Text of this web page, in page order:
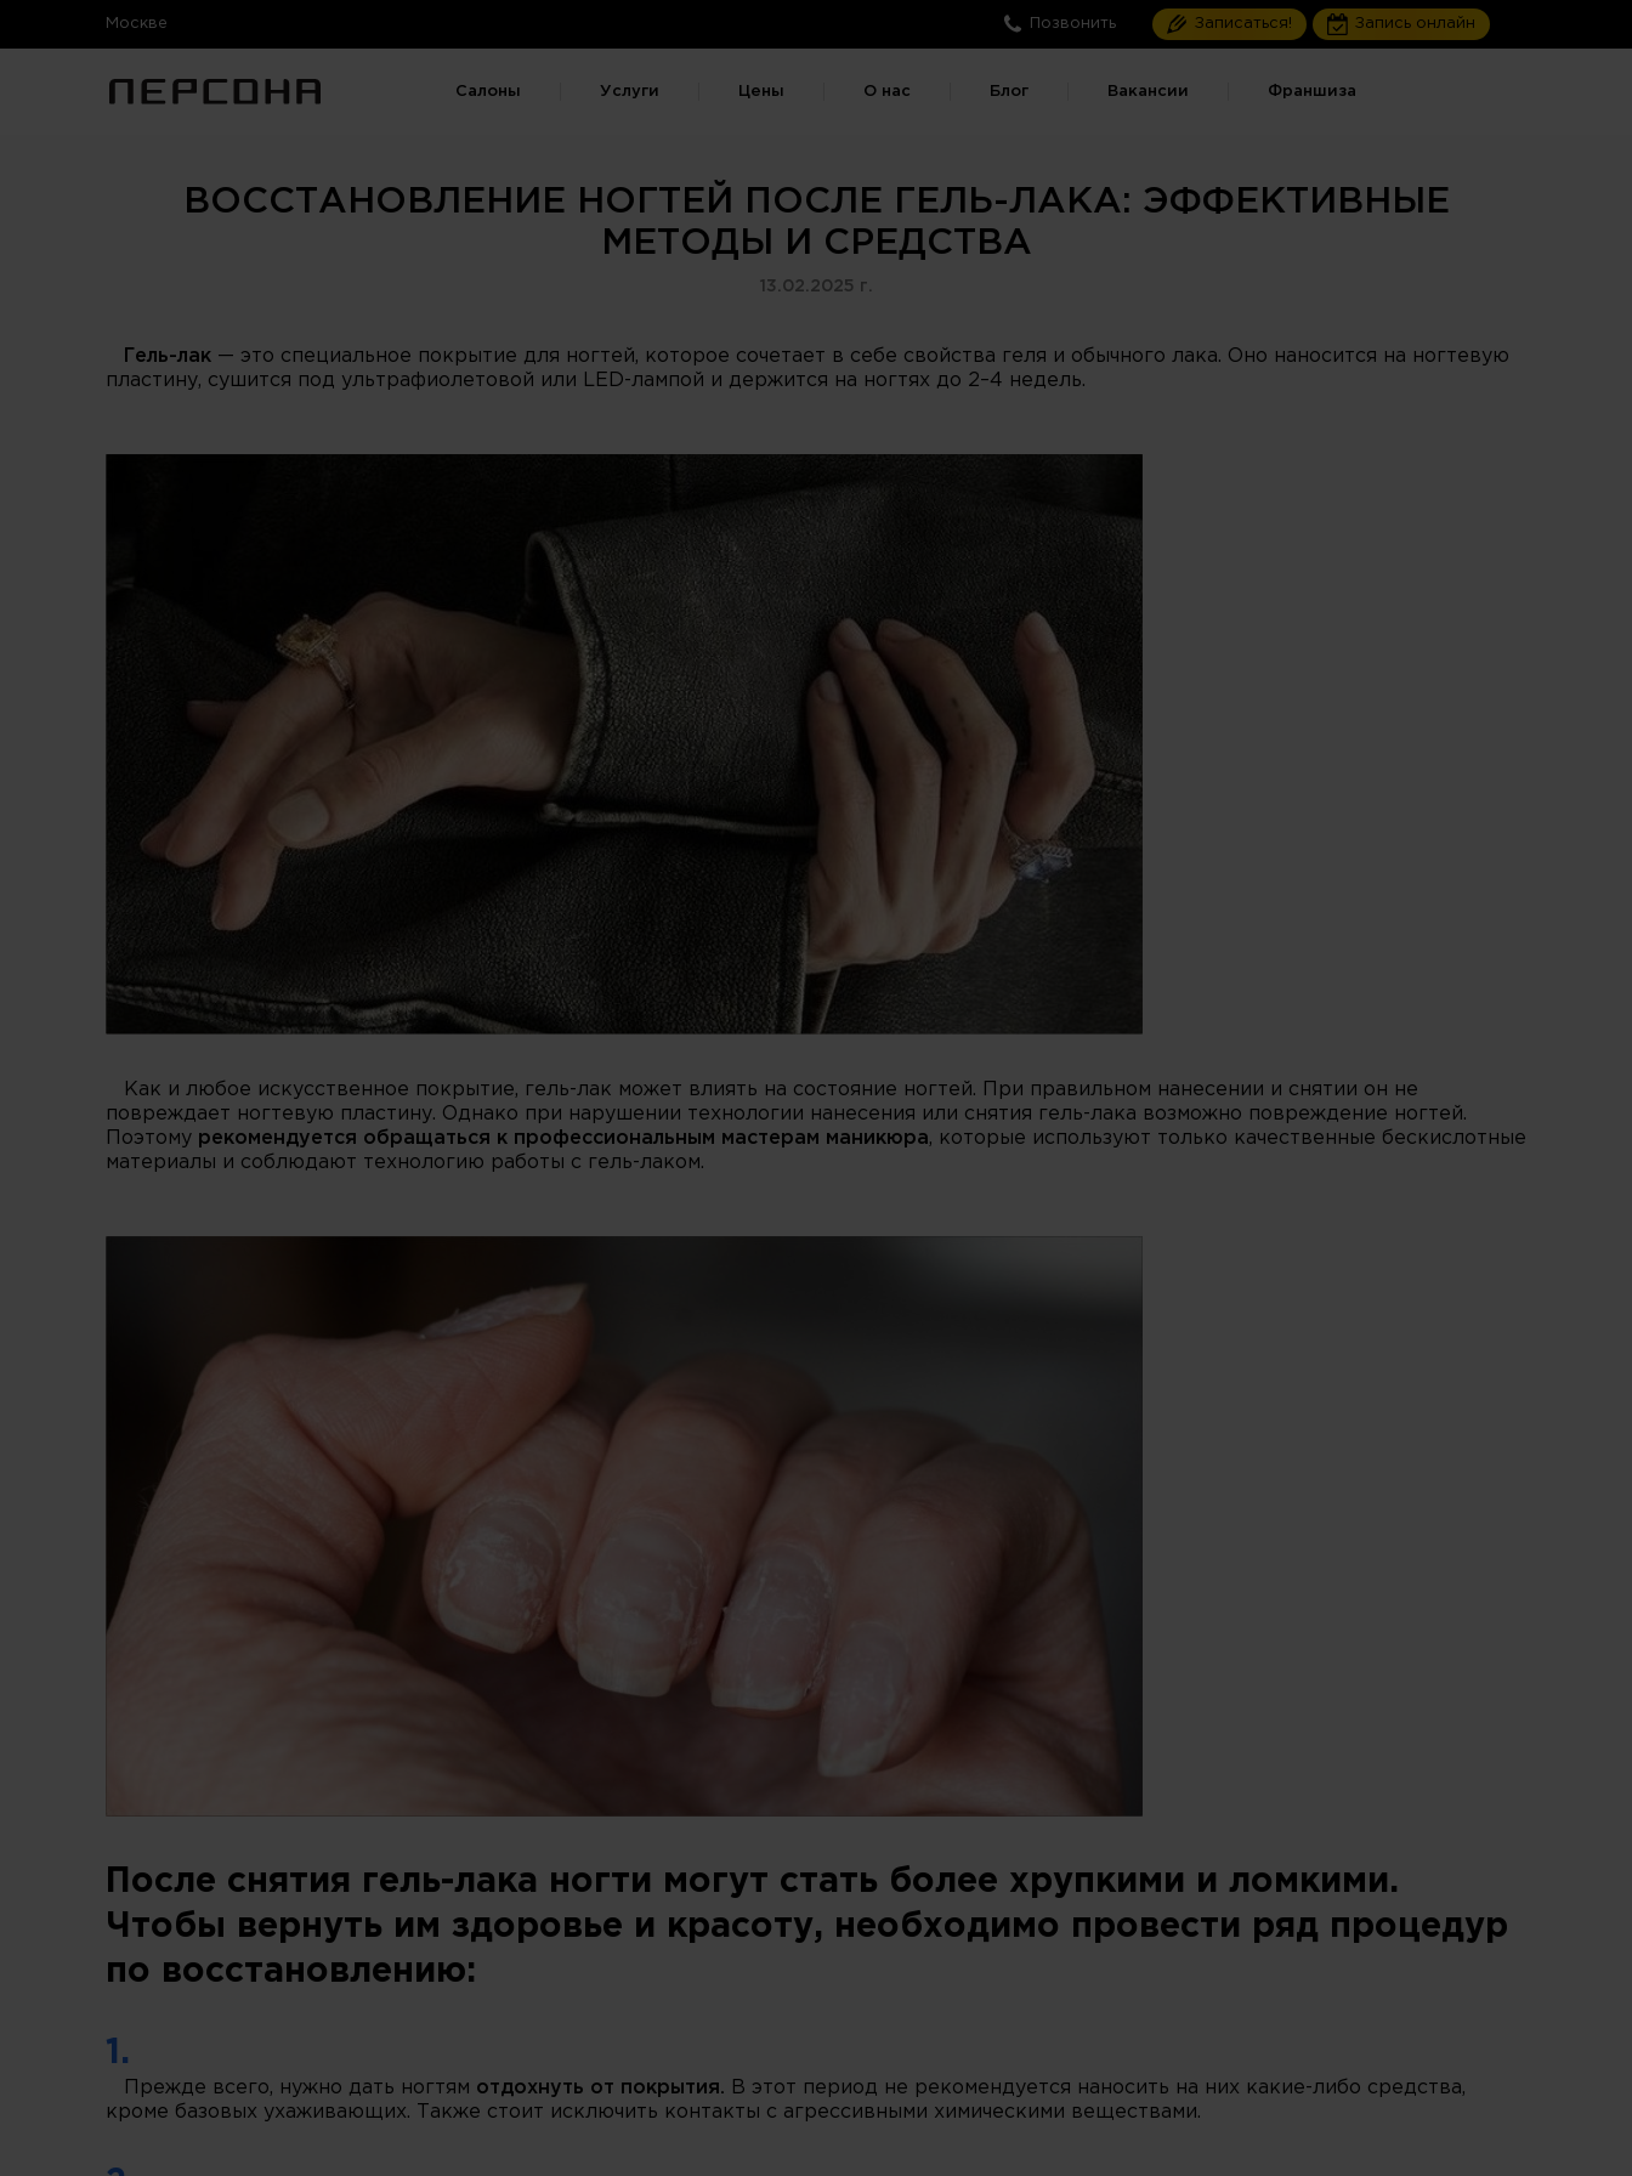
Москве Позвонить Записаться! Запись онлайн
Салоны Услуги Цены О нас Блог Вакансии Франшиза
ВОССТАНОВЛЕНИЕ НОГТЕЙ ПОСЛЕ ГЕЛЬ-ЛАКА: ЭФФЕКТИВНЫЕ
МЕТОДЫ И СРЕДСТВА
13.02.2025 г.
Гель-лак — это специальное покрытие для ногтей, которое сочетает в себе свойства геля и обычного лака. Оно наносится на ногтевую
пластину, сушится под ультрафиолетовой или LED-лампой и держится на ногтях до 2–4 недель.
Как и любое искусственное покрытие, гель-лак может влиять на состояние ногтей. При правильном нанесении и снятии он не
повреждает ногтевую пластину. Однако при нарушении технологии нанесения или снятия гель-лака возможно повреждение ногтей.
Поэтому рекомендуется обращаться к профессиональным мастерам маникюра, которые используют только качественные бескислотные
материалы и соблюдают технологию работы с гель-лаком.
После снятия гель-лака ногти могут стать более хрупкими и ломкими.
Чтобы вернуть им здоровье и красоту, необходимо провести ряд процедур
по восстановлению:
1.
Прежде всего, нужно дать ногтям отдохнуть от покрытия. В этот период не рекомендуется наносить на них какие-либо средства,
кроме базовых ухаживающих. Также стоит исключить контакты с агрессивными химическими веществами.